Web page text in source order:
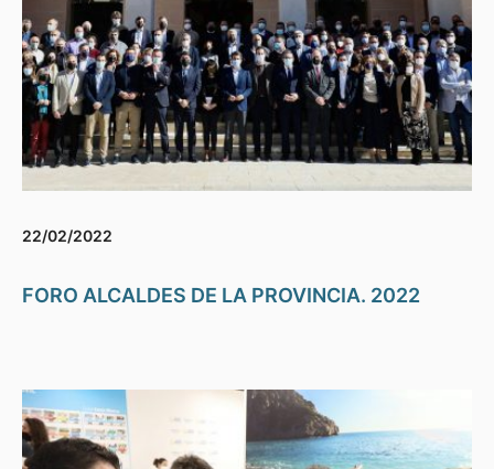
22/02/2022
FORO ALCALDES DE LA PROVINCIA. 2022